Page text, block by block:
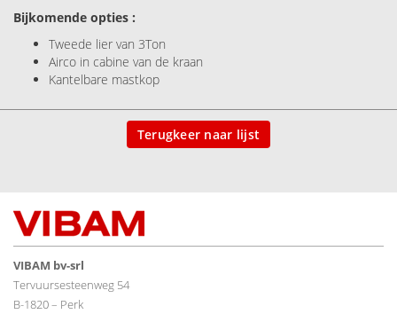
Bijkomende opties :
Tweede lier van 3Ton
Airco in cabine van de kraan
Kantelbare mastkop
Terugkeer naar lijst
VIBAM bv-srl
Tervuursesteenweg 54
B-1820 – Perk